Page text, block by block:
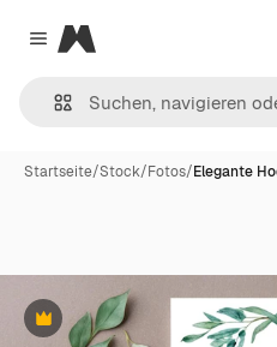
Close menu
Magnific
Startseite/Stock/Fotos/Elegante
Premium